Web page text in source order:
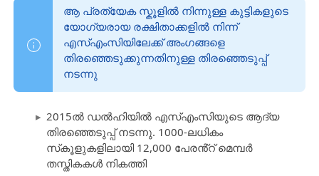
ആ പ്രത്യേക സ്കൂളിൽ നിന്നുള്ള കുട്ടികളുടെ
യോഗ്യരായ രക്ഷിതാക്കളിൽ നിന്ന്
എസ്എംസിയിലേക്ക് അംഗങ്ങളെ
തിരഞ്ഞെടുക്കുന്നതിനുള്ള തിരഞ്ഞെടുപ്പ്
നടന്നു
2015ൽ ഡൽഹിയിൽ എസ്എംസിയുടെ ആദ്യ
തിരഞ്ഞെടുപ്പ് നടന്നു. 1000-ലധികം
സ്‌കൂളുകളിലായി 12,000 പേരൻ്റ് മെമ്പർ
തസ്തികകൾ നികത്തി